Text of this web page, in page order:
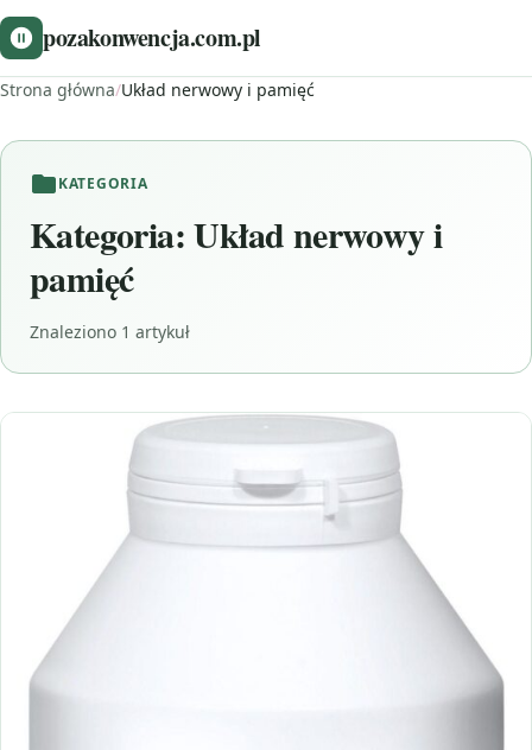
pozakonwencja.com.pl
Strona główna/Układ nerwowy i pamięć
KATEGORIA
Kategoria:Układ nerwowy i
pamięć
Znaleziono 1 artykuł